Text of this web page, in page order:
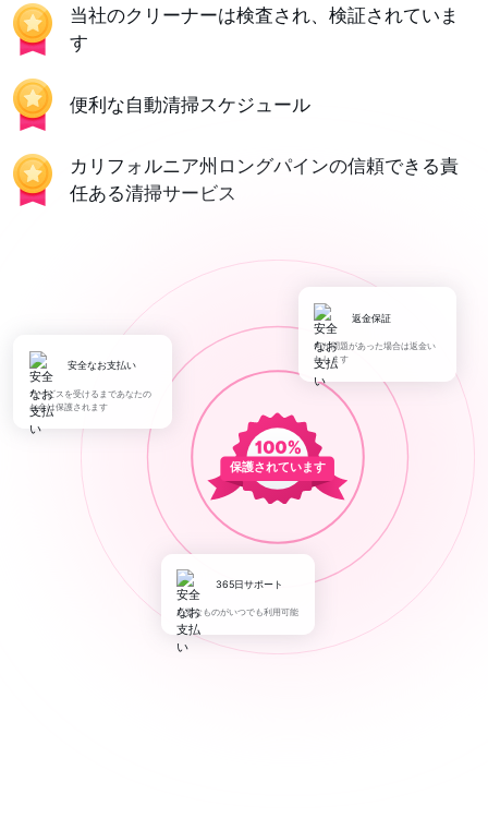
当社のクリーナーは検査され、検証されていま
す
便利な自動清掃スケジュール
カリフォルニア州ロングパインの信頼できる責
任ある清掃サービス
保護されています
安全なお支払い
サービスを受けるまであなたの
お金は保護されます
返金保証
何か問題があった場合は返金い
たします
365日サポート
必要なものがいつでも利用可能